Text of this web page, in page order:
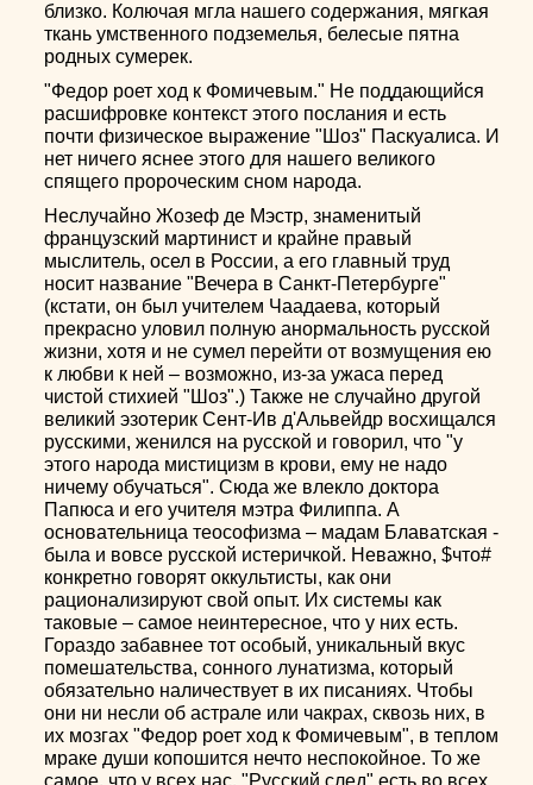
близко. Колючая мгла нашего содержания, мягкая
ткань умственного подземелья, белесые пятна
родных сумерек.
"Федор роет ход к Фомичевым." Не поддающийся
расшифровке контекст этого послания и есть
почти физическое выражение "Шоз" Паскуалиса. И
нет ничего яснее этого для нашего великого
спящего пророческим сном народа.
Неслучайно Жозеф де Мэстр, знаменитый
французский мартинист и крайне правый
мыслитель, осел в России, а его главный труд
носит название "Вечера в Санкт-Петербурге"
(кстати, он был учителем Чаадаева, который
прекрасно уловил полную анормальность русской
жизни, хотя и не сумел перейти от возмущения ею
к любви к ней – возможно, из-за ужаса перед
чистой стихией "Шоз".) Также не случайно другой
великий эзотерик Сент-Ив д'Альвейдр восхищался
русскими, женился на русской и говорил, что "у
этого народа мистицизм в крови, ему не надо
ничему обучаться". Сюда же влекло доктора
Папюса и его учителя мэтра Филиппа. А
основательница теософизма – мадам Блаватская -
была и вовсе русской истеричкой. Неважно, $что#
конкретно говорят оккультисты, как они
рационализируют свой опыт. Их системы как
таковые – самое неинтересное, что у них есть.
Гораздо забавнее тот особый, уникальный вкус
помешательства, сонного лунатизма, который
обязательно наличествует в их писаниях. Чтобы
они ни несли об астрале или чакрах, сквозь них, в
их мозгах "Федор роет ход к Фомичевым", в теплом
мраке души копошится нечто неспокойное. То же
самое, что у всех нас. "Русский след" есть во всех